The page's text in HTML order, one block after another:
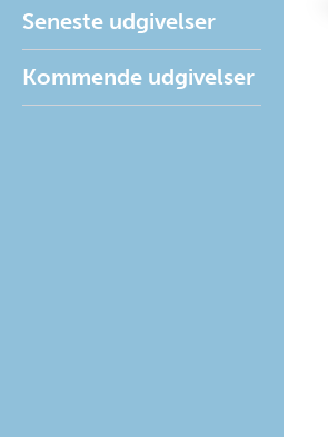
Seneste udgivelser
Kommende udgivelser